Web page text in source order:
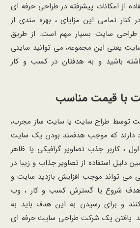
از امکانات پیشرفته در طراحی حرفه ای
تمامی این مزایای ، بهره مندی از
سایت بسیار مهم است. از طریق
یعنی این مجموعه، می توانید سایتی
باشید و به هدفتان در کسب و کار
با قیمت مناسب
توسط طراح سایت یا سایت ساز مجرب،
دارند که موجب هدفمند بودن یک سایت
، کاربر جذب تصاویر گرافیکی یا ظاهر
استفاده از تصاویر جذاب و زیبا در
تواند موجب افزایش بازدید سایت و
هدف شروع یا گسترش کسب و کار ، وب
و برای رسیدن به این هدف باید به
یافتن یک شرکت طراحی سایت حرفه ای